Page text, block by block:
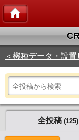
＜機種データ・設置
全投稿 (125)